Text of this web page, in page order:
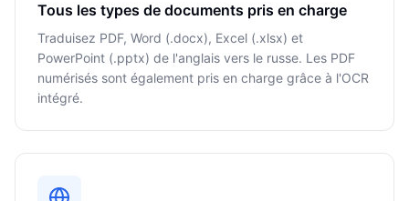
Tous les types de documents pris en charge
Traduisez PDF, Word (.docx), Excel (.xlsx) et
PowerPoint (.pptx) de l'anglais vers le russe. Les PDF
numérisés sont également pris en charge grâce à l'OCR
intégré.